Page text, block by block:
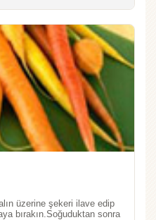
üzerine şekeri ilave edip
bırakın.Soğuduktan sonra